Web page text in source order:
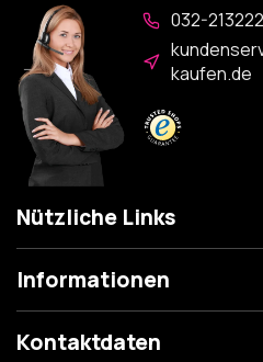
032-
kaufen.de
Nützliche Links
Informationen
Kontaktdaten